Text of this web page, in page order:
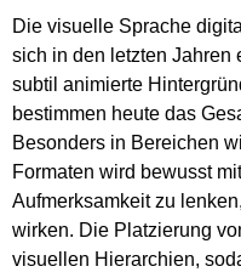
Die visuelle Sprache
sich in den letzten Jahren
subtil animierte
bestimmen heute das
Besonders in Bereichen
Formaten wird bewusst
Aufmerksamkeit zu
wirken. Die Platzierung
visuellen Hierarchien,